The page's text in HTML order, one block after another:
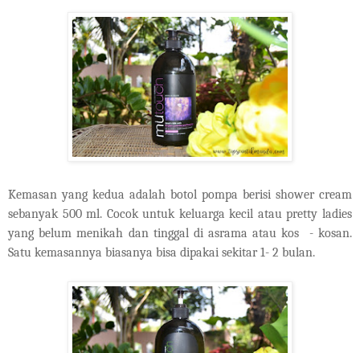
Kemasan yang kedua adalah botol pompa berisi shower cream
sebanyak 500 ml. Cocok untuk keluarga kecil atau pretty ladies
yang belum menikah dan tinggal di asrama atau kos - kosan.
Satu kemasannya biasanya bisa dipakai sekitar 1- 2 bulan.